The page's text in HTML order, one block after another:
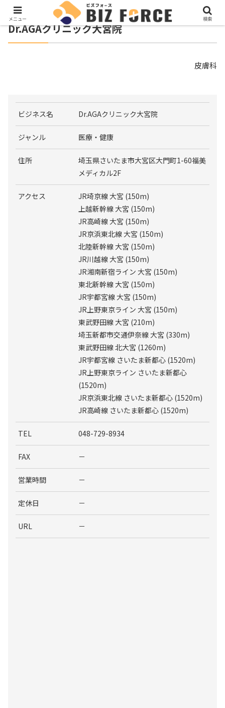
Dr.AGAクリニック大宮院
皮膚科
ビジネス名 Dr.AGAクリニック大宮院
ジャンル 医療・健康
住所
埼玉県さいたま市大宮区大門町1-60福美
メディカル2F
アクセス
JR埼京線 大宮 (150m)
上越新幹線 大宮 (150m)
JR高崎線 大宮 (150m)
JR京浜東北線 大宮 (150m)
北陸新幹線 大宮 (150m)
JR川越線 大宮 (150m)
JR湘南新宿ライン 大宮 (150m)
東北新幹線 大宮 (150m)
JR宇都宮線 大宮 (150m)
JR上野東京ライン 大宮 (150m)
東武野田線 大宮 (210m)
埼玉新都市交通伊奈線 大宮 (330m)
東武野田線 北大宮 (1260m)
JR宇都宮線 さいたま新都心 (1520m)
JR上野東京ライン さいたま新都心
(1520m)
JR京浜東北線 さいたま新都心 (1520m)
JR高崎線 さいたま新都心 (1520m)
TEL 048-729-8934
FAX －
営業時間 －
定休日 －
URL －
メニュー 検索